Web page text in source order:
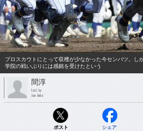
プロスカウトにとって収穫が少なかった今センバツ。し
学院の戦いぶりには感銘を受けたという
間淳
text by
Jun Aida
ポスト シェア